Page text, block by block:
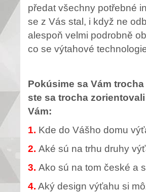
předat všechny potřebné
se z Vás stal, i když ne
alespoň velmi podrobně
co se výtahové
Pokúsime sa Vám
ste sa trocha
Vám:
1. Kde do Vášho domu
2. Aké sú na trhu druhy
3. Ako sú na tom české a
4. Aký design výťahu si